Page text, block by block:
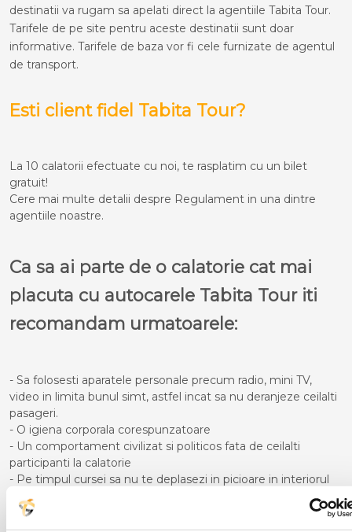
destinatii va rugam sa apelati direct la agentiile Tabita Tour.
Tarifele de pe site pentru aceste destinatii sunt doar
informative. Tarifele de baza vor fi cele furnizate de agentul
de transport.
Esti client fidel Tabita Tour?
La 10 calatorii efectuate cu noi, te rasplatim cu un bilet
gratuit!
Cere mai multe detalii despre Regulament in una dintre
agentiile noastre.
Ca sa ai parte de o calatorie cat mai
placuta cu autocarele Tabita Tour iti
recomandam urmatoarele:
- Sa folosesti aparatele personale precum radio, mini TV,
video in limita bunul simt, astfel incat sa nu deranjeze ceilalti
pasageri.
- O igiena corporala corespunzatoare
- Un comportament civilizat si politicos fata de ceilalti
participanti la calatorie
- Pe timpul cursei sa nu te deplasezi in picioare in interiorul
autocarului atata timp cat acesta se afla in miscare